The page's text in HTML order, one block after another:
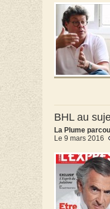
BHL au
La Plume
Le 9 mars 2016